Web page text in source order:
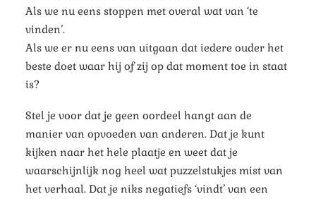
Als we nu eens stoppen met overal wat van ‘te
vinden’.
Als we er nu eens van uitgaan dat iedere ouder het
beste doet waar hij of zij op dat moment toe in staat
is?
Stel je voor dat je geen oordeel hangt aan de
manier van opvoeden van anderen. Dat je kunt
kijken naar het hele plaatje en weet dat je
waarschijnlijk nog heel wat puzzelstukjes mist van
het verhaal. Dat je niks negatiefs ‘vindt’ van een